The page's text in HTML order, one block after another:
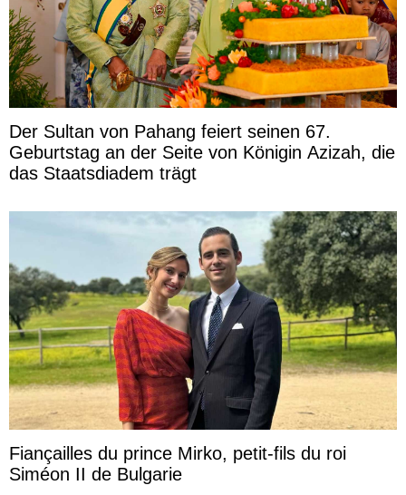
Der Sultan von Pahang feiert seinen 67.
Geburtstag an der Seite von Königin Azizah, die
das Staatsdiadem trägt
Fiançailles du prince Mirko, petit-fils du roi
Siméon II de Bulgarie